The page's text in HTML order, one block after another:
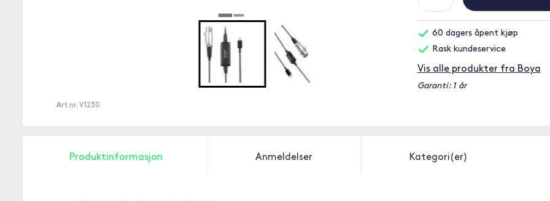
Art.nr. V1230
60 dagers åpent kjøp
Rask kundeservice
Vis alle produkter fra Boya
Garanti: 1 år
Produktinformasjon Anmeldelser Kategori(er)